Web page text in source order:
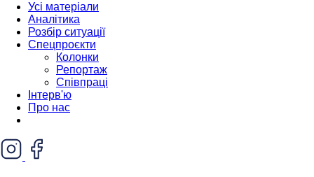
Усі матеріали
Аналітика
Розбір ситуації
Спецпроєкти
Колонки
Репортаж
Співпраці
Інтерв'ю
Про нас